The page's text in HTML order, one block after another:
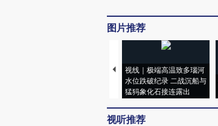
图片推荐
视线｜极端高温致多瑙河
水位跌破纪录 二战沉船与
猛犸象化石接连露出
视听推荐